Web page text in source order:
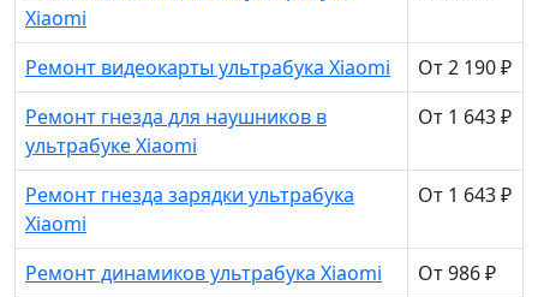
Xiaomi
Ремонт видеокарты ультрабука Xiaomi
От 2 190 ₽
Ремонт гнезда для наушников в
ультрабуке Xiaomi
От 1 643 ₽
Ремонт гнезда зарядки ультрабука
Xiaomi
От 1 643 ₽
Ремонт динамиков ультрабука Xiaomi
От 986 ₽